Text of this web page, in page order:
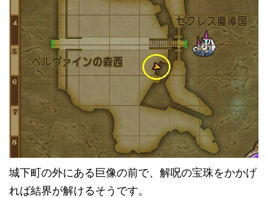
城下町の外にある巨像の前で、解呪の宝珠をかかげ
れば結界が解けるそうです。